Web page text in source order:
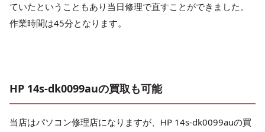
ていたということもあり当日修理で直すことができました。
作業時間は45分となります。
HP 14s-dk0099auの買取も可能
当店はパソコン修理店になりますが、HP 14s-dk0099auの買